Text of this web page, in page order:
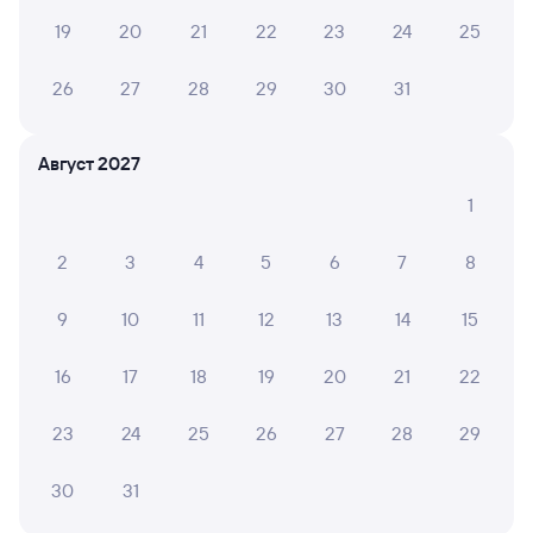
Вокзал Саратов-1 Пасс.
19 20 21 22 23 24 25
26 27 28 29 30 31
Август 2027
1
2 3 4 5 6 7 8
9 10 11 12 13 14 15
16 17 18 19 20 21 22
23 24 25 26 27 28 29
30 31